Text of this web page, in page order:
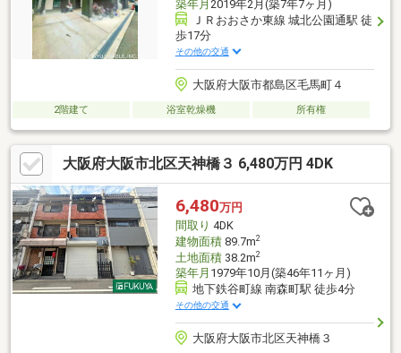
築年月 2019年2月(築7年7ヶ月)
ＪＲおおさか東線 城北公園通駅 徒
歩17分
その他の交通
大阪府大阪市都島区毛馬町４
2階建て 浴室乾燥機 所有権
大阪府大阪市北区天神橋３ 6,480万円 4DK
6,480万円
間取り 4DK
建物面積89.7m2
土地面積38.2m2
築年月 1979年10月(築46年11ヶ月)
地下鉄谷町線 南森町駅 徒歩4分
その他の交通
大阪府大阪市北区天神橋３